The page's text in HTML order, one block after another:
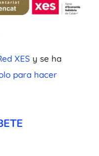
XES y se ha
para hacer